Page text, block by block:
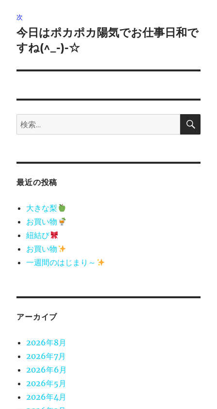
ゲ
ー
シ
ン
次
次
の
稿:
今日はポカポカ陽気でお仕事日和で
すね(^_-)-☆
検
索:
検
最近の投稿
大きな梨
お買い物
紐結び
お買い物
一週間のはじまり～
アーカイブ
2026年8月
2026年7月
2026年6月
2026年5月
2026年4月